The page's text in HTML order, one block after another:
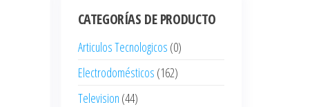
CATEGORÍAS DE PRODUCTO
Articulos Tecnologicos (0)
Electrodomésticos (162)
Television (44)